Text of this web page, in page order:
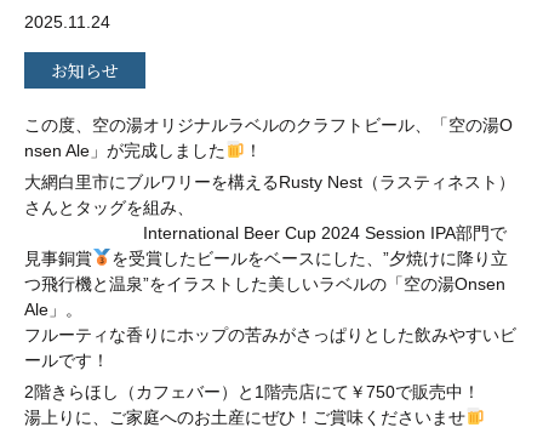
2025.11.24
お知らせ
この度、空の湯オリジナルラベルのクラフトビール、「空の湯O
nsen Ale」が完成しました
！
大網白里市にブルワリーを構えるRusty Nest（ラスティネスト）
さんとタッグを組み、
International Beer Cup 2024 Session IPA部門で
見事銅賞
を受賞したビールをベースにした、”夕焼けに降り立
つ飛行機と温泉”をイラストした美しいラベルの「空の湯Onsen
Ale」。
フルーティな香りにホップの苦みがさっぱりとした飲みやすいビ
ールです！
2階きらほし（カフェバー）と1階売店にて￥750で販売中！
湯上りに、ご家庭へのお土産にぜひ！ご賞味くださいませ